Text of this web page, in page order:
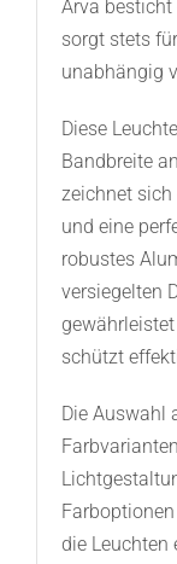
Arva besticht
sorgt stets
unabhängig
Diese
Bandbreite
zeichnet sich
und eine
robustes
versiegelten
schützt
Die Auswahl
die Leuchten